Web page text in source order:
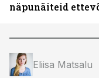
näpunäiteid
Eliisa Matsalu